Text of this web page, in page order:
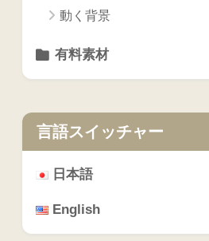
動く背景
有料素材
言語スイッチャー
日本語
English